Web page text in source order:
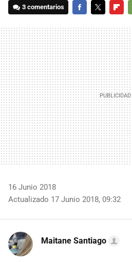
3 comentarios
16 Junio 2018
Actualizado 17 Junio 2018, 09:32
Maitane Santiago